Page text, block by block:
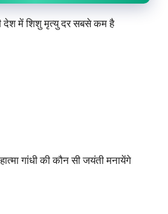
देश में शिशु मृत्यु दर सबसे कम है
गांधी की कौन सी जयंती मनायेंगे